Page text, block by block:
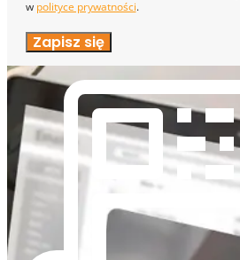
w polityce prywatności.
Zapisz się